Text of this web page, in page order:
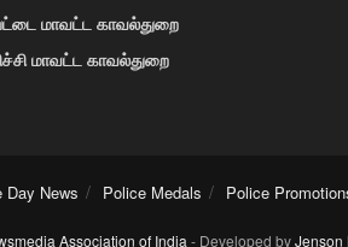
மாவட்ட காவல்துறை
மாவட்ட காவல்துறை
Day News Police Medals Police
Association of India - Developed byJenson